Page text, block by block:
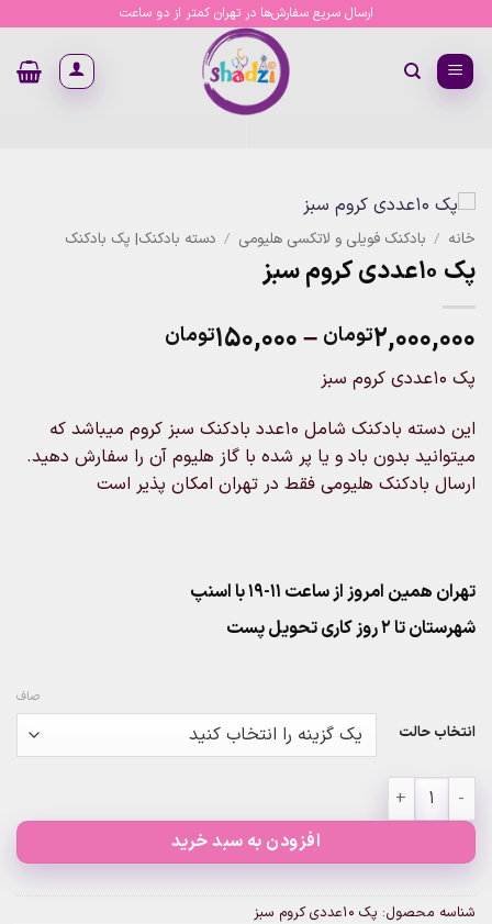
content
ارسال سریع سفارش‌ها در تهران کمتر از دو ساعت
خانه / بادکنک فویلی و لاتکسی هلیومی / دسته بادکنک| پک بادکنک
پک ۱۰عددی کروم سبز
۲,۰۰۰,۰۰۰تومان –۱۵۰,۰۰۰تومان
through
۲,۰۰۰,۰۰۰تومان
پک ۱۰عددی کروم سبز
این دسته بادکنک شامل ۱۰عدد بادکنک سبز کروم میباشد که
میتوانید بدون باد و یا پر شده با گاز هلیوم آن را سفارش دهید.
ارسال بادکنک هلیومی فقط در تهران امکان پذیر است
تهران همین امروز از ساعت ۱۱-۱۹ با اسنپ
شهرستان تا 2 روز کاری تحویل پست
انتخاب حالت
صاف
افزودن به سبد خرید
شناسه محصول: پک ۱۰عددی کروم سبز